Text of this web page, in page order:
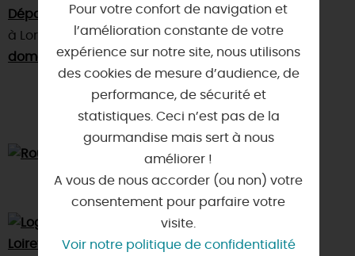
Déportation
à Lorris, le
belvédère des Cailletteset le
domaine de Flotin.
Pour votre confort de navigation et
l’amélioration constante de votre
expérience sur notre site, nous utilisons
des cookies de mesure d’audience, de
performance, de sécurité et
statistiques. Ceci n’est pas de la
gourmandise mais sert à nous
améliorer !
A vous de nous accorder (ou non) votre
consentement pour parfaire votre
visite.
Voir notre politique de confidentialité